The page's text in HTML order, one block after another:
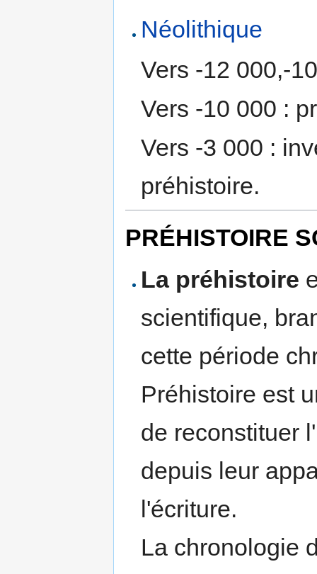
Néolithique
Vers -12 000,-
Vers -10 000 :
Vers -3 000 :
préhistoire.
PRÉHISTOIRE
La préhistoire
scientifique,
cette période
Préhistoire est
de reconstituer
depuis leur
l'écriture.
La chronologie